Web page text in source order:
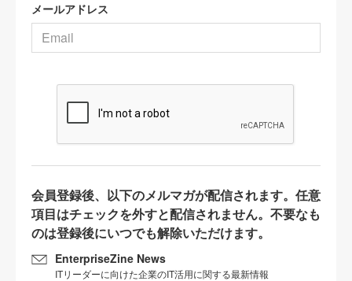
メールアドレス
会員登録後、以下のメルマガが配信されます。任意
項目はチェックを外すと配信されません。不要なも
のは登録後にいつでも解除いただけます。
EnterpriseZine News
ITリーダーに向けた企業のIT活用に関する最新情報